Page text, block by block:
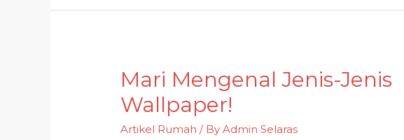
Mari Mengenal Jenis-Jenis
Wallpaper!
Artikel Rumah / ByAdmin Selaras
Mari
Mengenal
Jenis-
Jenis